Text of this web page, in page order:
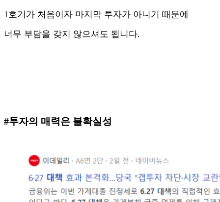
1호기가 처음이자 마지막 투자가 아니기 때문에
너무 부담을 갖지 않으셔도 됩니다.
#투자의 매력은 불확실성